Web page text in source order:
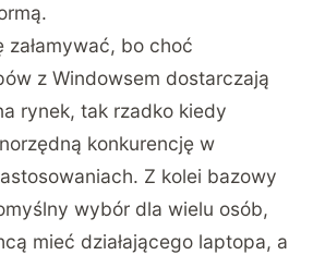
załamywać, bo choć
z Windowsem dostarczają
rynek, tak rzadko kiedy
konkurencję w
Z kolei bazowy
wybór dla wielu osób,
mieć działającego laptopa, a